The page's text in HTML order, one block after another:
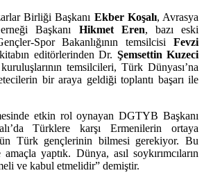
Birliği Başkanı Ekber Koşalı, Avrasya
Başkanı Hikmet Eren, bazı eski
Spor Bakanlığının temsilcisi Fevzi
editörlerinden Dr. Şemsettin Kuzeci
temsilcileri, Türk Dünyası’na
bir araya geldiği toplantı başarı ile
etkin rol oynayan DGTYB Başkanı
Türklere karşı Ermenilerin ortaya
Türk gençlerinin bilmesi gerekiyor. Bu
yaptık. Dünya, asıl soykırımcıların
ve kabul etmelidir” demiştir.